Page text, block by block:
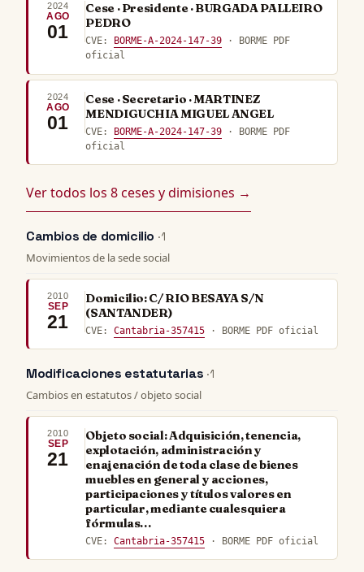
2024
AGO
01
Cese · Presidente · BURGADA PALLEIRO
PEDRO
CVE: BORME-A-2024-147-39 · BORME PDF
oficial
2024
AGO
01
Cese · Secretario · MARTINEZ
MENDIGUCHIA MIGUEL ANGEL
CVE: BORME-A-2024-147-39 · BORME PDF
oficial
Ver todos los 8 ceses y dimisiones →
Cambios de domicilio · 1
Movimientos de la sede social
2010
SEP
21
Domicilio: C/ RIO BESAYA S/N
(SANTANDER)
CVE:Cantabria-357415 · BORME PDF oficial
Modificaciones estatutarias · 1
Cambios en estatutos / objeto social
2010
SEP
21
Objeto social: Adquisición, tenencia,
explotación, administración y
enajenación de toda clase de bienes
muebles en general y acciones,
participaciones y títulos valores en
particular, mediante cualesquiera
fórmulas…
CVE:Cantabria-357415 · BORME PDF oficial